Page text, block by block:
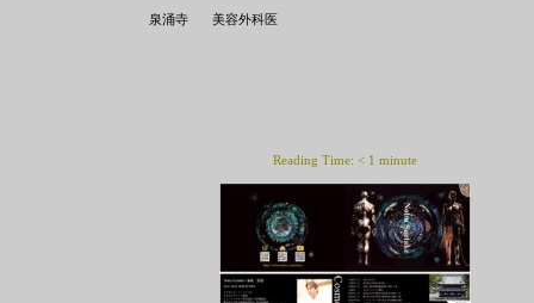
泉涌寺 美容外科医
Reading Time: < 1 minute